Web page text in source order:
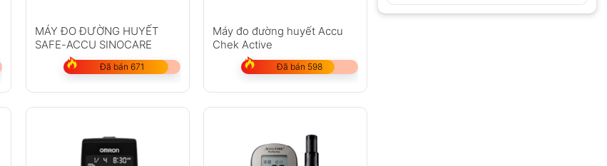
MÁY ĐO ĐƯỜNG HUYẾT
SAFE-ACCU SINOCARE
Đã bán 671
Máy đo đường huyết Accu
Chek Active
Đã bán 598